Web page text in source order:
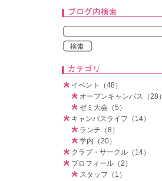
イベント（48）
オープンキャンパス（28）
ゼミ大会（5）
キャンパスライフ（14）
ランチ（8）
学内（20）
クラブ・サークル（14）
プロフィール（2）
スタッフ（1）